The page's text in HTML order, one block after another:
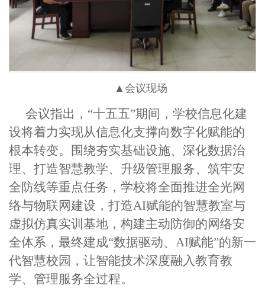
▲会议现场
会议指出，“十五五”期间，学校信息化建
设将着力实现从信息化支撑向数字化赋能的
根本转变。围绕夯实基础设施、深化数据治
理、打造智慧教学、升级管理服务、筑牢安
全防线等重点任务，学校将全面推进全光网
络与物联网建设，打造AI赋能的智慧教室与
虚拟仿真实训基地，构建主动防御的网络安
全体系，最终建成“数据驱动、AI赋能”的新一
代智慧校园，让智能技术深度融入教育教
学、管理服务全过程。